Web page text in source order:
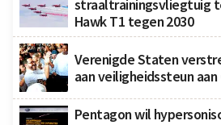
straaltrainingsvliegtuig
Hawk T1 tegen 2030
Verenigde Staten
aan veiligheidssteun
Pentagon wil